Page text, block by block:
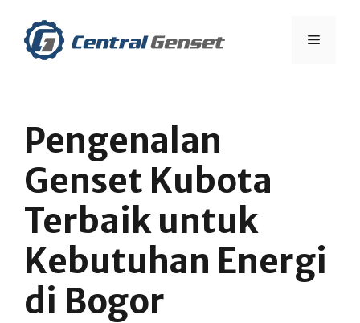
content
Menu
Pengenalan
Genset Kubota
Terbaik untuk
Kebutuhan Energi
di Bogor